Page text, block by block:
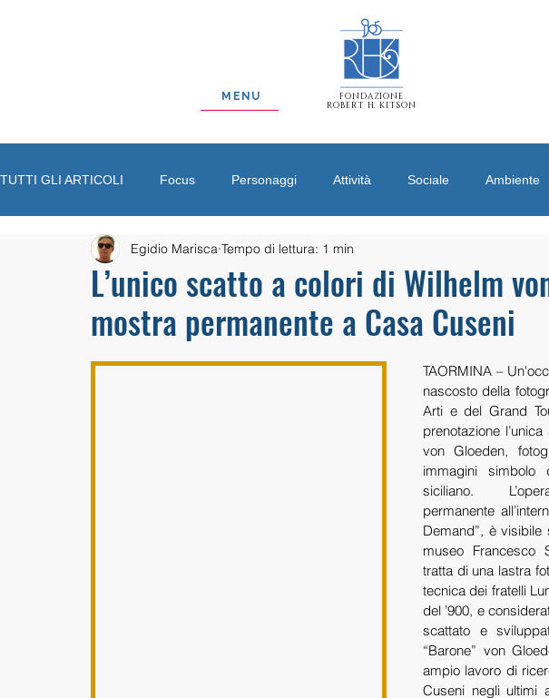
MENU
FONDAZIONE
ROBERT H. KITSON
TUTTI GLI ARTICOLI Focus Personaggi Attività Sociale Ambiente
L’unico scatto a colori di Wilhelm
mostra permanente a Casa Cuseni
Egidio Marisca Tempo di lettura: 1 min
TAORMINA –
nascosto della
Arti e del Grand
prenotazione
von Gloeden,
immagini simbolo
siciliano.
permanente
Demand”, è
museo Francesco
tratta di una lastra
tecnica dei fratelli
del ’900, e
scattato e
“Barone” von
ampio lavoro di
Cuseni negli ultimi